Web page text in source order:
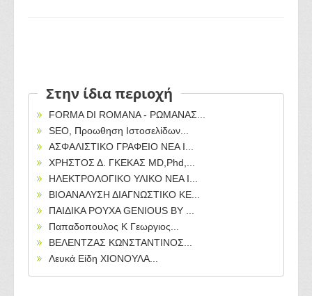
Στην ίδια περιοχή
FORMA DI ROMANA - ΡΩΜΑΝΑΣ...
SEO, Προωθηση Ιστοσελiδων...
ΑΣΦΑΛΙΣΤΙΚΟ ΓΡΑΦΕΙΟ ΝΕΑ Ι...
ΧΡΗΣΤΟΣ Δ. ΓΚΕΚΑΣ MD,Phd,...
ΗΛΕΚΤΡΟΛΟΓΙΚΟ ΥΛΙΚΟ ΝΕΑ Ι...
ΒΙΟΑΝΑΛΥΣΗ ΔΙΑΓΝΩΣΤΙΚΟ ΚΕ...
ΠΑΙΔΙΚΑ ΡΟΥΧΑ GENIOUS BY ...
Παπαδοπουλος Κ Γεωργιος...
ΒΕΛΕΝΤΖΑΣ ΚΩΝΣΤΑΝΤΙΝΟΣ...
Λευκά Είδη ΧΙΟΝΟΥΛΑ...